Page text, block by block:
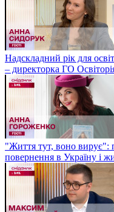
Надскладний рік для
– директорка ГО
"Життя тут, воно
повернення в Україну і